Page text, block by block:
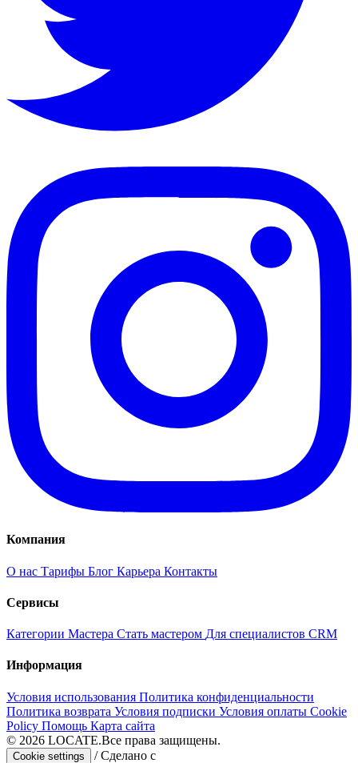
Компания
О нас Тарифы Блог Карьера Контакты
Сервисы
Категории Мастера Стать мастером Для специалистов CRM
Информация
Условия использования Политика конфиденциальности
Политика возврата Условия подписки Условия оплаты Cookie
Policy Помощь Карта сайта
© 2026 LOCATE.Все права защищены.
Cookie settings / Сделано с